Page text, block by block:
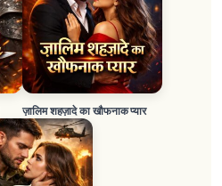
ज़ालिम शहज़ादे का खौफनाक प्यार